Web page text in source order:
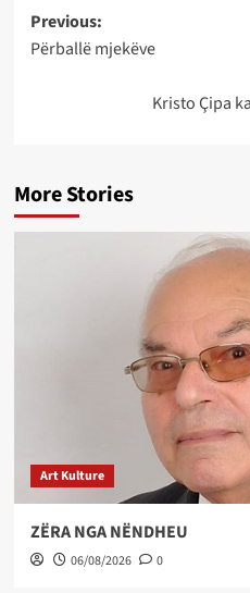
Post
navigation
Previous:
Përballë mjekëve
Kristo Çipa
More Stories
Art Kulture
ZËRA NGA NËNDHEU
06/08/2026 0